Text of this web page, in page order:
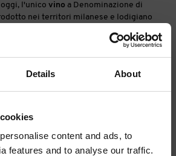
Details About
content and ads, to
features and to analyse our traffic.
oggi, l'unicovino a Denominazione di
nei territori milanese e lodigiano
del paesaggio, producendo ricadute